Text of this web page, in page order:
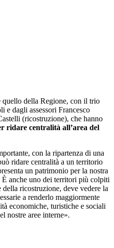
quello della Regione, con il trio
e dagli assessori Francesco
(ricostruzione), che hanno
ridare centralità all’area del
con la ripartenza di una
ridare centralità a un territorio
un patrimonio per la nostra
È anche uno dei territori più colpiti
ricostruzione, deve vedere la
a renderlo maggiormente
economiche, turistiche e sociali
nostre aree interne».